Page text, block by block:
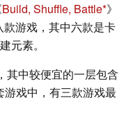
Build, Shuffle, Battle 》
游戏，其中六款是卡
元素。
其中较便宜的一层包含
戏中，有三款游戏最